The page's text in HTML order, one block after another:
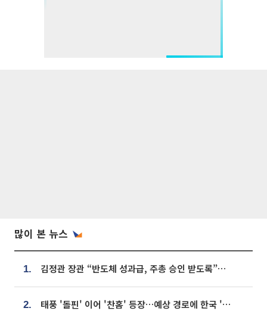
많이 본 뉴스
1. 김정관 장관 “반도체 성과급, 주총 승인 받도록”…상법·자본시장법 개정 시사
2. 태풍 '돌핀' 이어 '찬홈' 등장…예상 경로에 한국 '한숨'